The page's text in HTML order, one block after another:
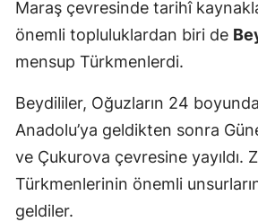
Maraş çevresinde tarihî
önemli topluluklardan biri de
mensup Türkmenlerdi.
Beydililer, Oğuzların 24
Anadolu’ya geldikten sonra
ve Çukurova çevresine yayıldı.
Türkmenlerinin önemli
geldiler.